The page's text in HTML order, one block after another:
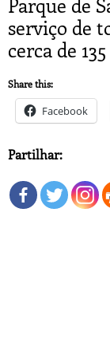
serviço de
cerca de
Share this:
Facebook
Partilhar: